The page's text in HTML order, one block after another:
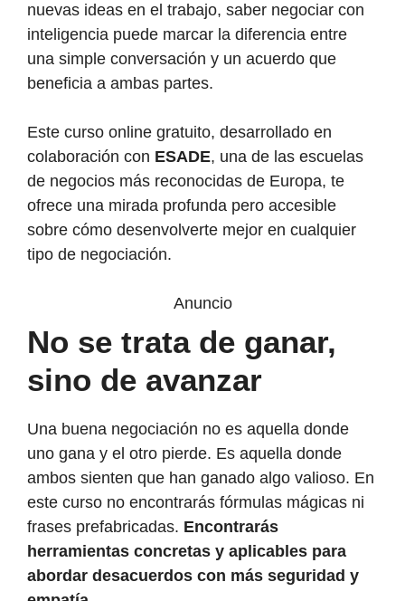
nuevas ideas en el trabajo, saber negociar con
inteligencia puede marcar la diferencia entre
una simple conversación y un acuerdo que
beneficia a ambas partes.
Este curso online gratuito, desarrollado en
colaboración con ESADE, una de las escuelas
de negocios más reconocidas de Europa, te
ofrece una mirada profunda pero accesible
sobre cómo desenvolverte mejor en cualquier
tipo de negociación.
Anuncio
No se trata de ganar,
sino de avanzar
Una buena negociación no es aquella donde
uno gana y el otro pierde. Es aquella donde
ambos sienten que han ganado algo valioso. En
este curso no encontrarás fórmulas mágicas ni
frases prefabricadas. Encontrarás
herramientas concretas y aplicables para
abordar desacuerdos con más seguridad y